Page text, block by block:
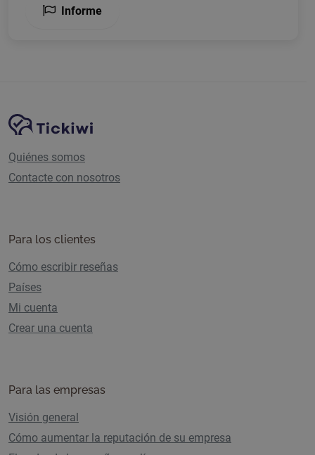
Informe
Navegación del sitio
Plataforma Tickiwi
Quiénes somos
Contacte con nosotros
Para los clientes
Cómo escribir reseñas
Países
Mi cuenta
Crear una cuenta
Para las empresas
Visión general
Cómo aumentar la reputación de su empresa